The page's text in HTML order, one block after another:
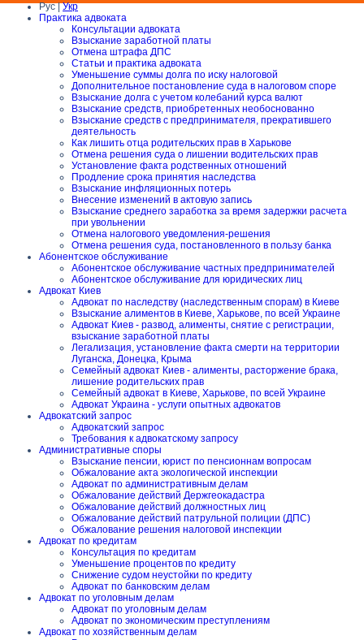
Рус |Укр
Практика адвоката
Консультации адвоката
Взыскание заработной платы
Отмена штрафа ДПС
Статьи и практика адвоката
Уменьшение суммы долга по иску налоговой
Дополнительное постановление суда в налоговом споре
Взыскание долга с учетом колебаний курса валют
Взыскание средств, приобретенных необоснованно
Взыскание средств с предпринимателя, прекратившего
деятельность
Как лишить отца родительских прав в Харькове
Отмена решения суда о лишении водительских прав
Установление факта родственных отношений
Продление срока принятия наследства
Взыскание инфляционных потерь
Внесение изменений в актовую запись
Взыскание среднего заработка за время задержки расчета
при увольнении
Отмена налогового уведомления-решения
Отмена решения суда, постановленного в пользу банка
Абонентское обслуживание
Абонентское обслуживание частных предпринимателей
Абонентское обслуживание для юридических лиц
Адвокат Киев
Адвокат по наследству (наследственным спорам) в Киеве
Взыскание алиментов в Киеве, Харькове, по всей Украине
Адвокат Киев - развод, алименты, снятие с регистрации,
взыскание заработной платы
Легализация, установление факта смерти на территории
Луганска, Донецка, Крыма
Семейный адвокат Киев - алименты, расторжение брака,
лишение родительских прав
Семейный адвокат в Киеве, Харькове, по всей Украине
Адвокат Украина - услуги опытных адвокатов
Адвокатский запрос
Адвокатский запрос
Требования к адвокатскому запросу
Административные споры
Взыскание пенсии, юрист по пенсионнам вопросам
Обжалование акта экологической инспекции
Адвокат по административным делам
Обжалование действий Держгеокадастра
Обжалование действий должностных лиц
Обжалование действий патрульной полиции (ДПС)
Обжалование решения налоговой инспекции
Адвокат по кредитам
Консультация по кредитам
Уменьшение процентов по кредиту
Снижение судом неустойки по кредиту
Адвокат по банковским делам
Адвокат по уголовным делам
Адвокат по уголовным делам
Адвокат по экономическим преступлениям
Адвокат по хозяйственным делам